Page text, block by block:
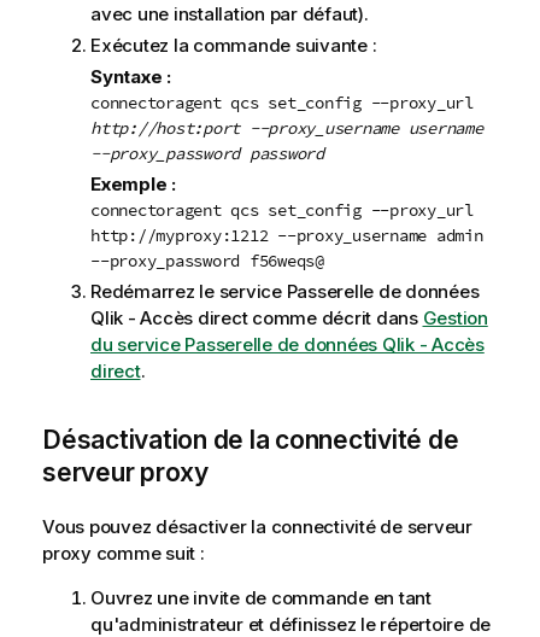
avec une installation par défaut).
Exécutez la commande suivante :
Syntaxe :
connectoragent qcs set_config --proxy_url
http://host:port --proxy_username username
--proxy_password password
Exemple :
connectoragent qcs set_config --proxy_url
http://myproxy:1212 --proxy_username admin
--proxy_password f56weqs@
Redémarrez le service Passerelle de données
Qlik - Accès directcomme décrit dans Gestion
du service Passerelle de données Qlik - Accès
direct.
Désactivation de la connectivité de
serveur proxy
Vous pouvez désactiver la connectivité de serveur
proxy comme suit :
Ouvrez une invite de commande en tant
qu'administrateur et définissez le répertoire de